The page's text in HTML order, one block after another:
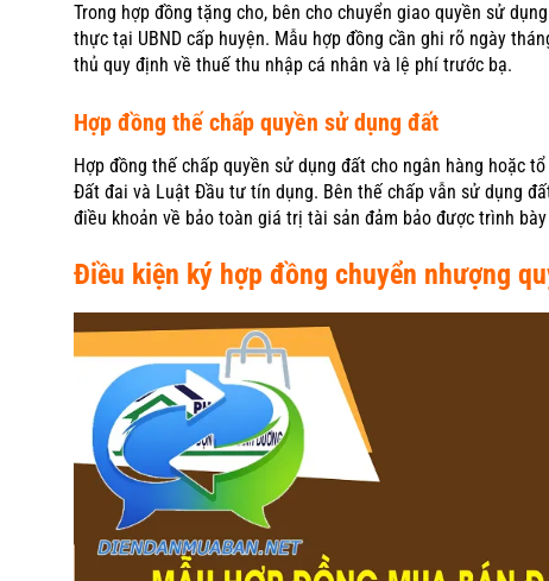
Trong hợp đồng tặng cho, bên cho chuyển giao quyền sử
thực tại UBND cấp huyện. Mẫu hợp đồng cần ghi rõ ngày
thủ quy định về thuế thu nhập cá nhân và lệ phí trước bạ.
Hợp đồng thế chấp quyền sử dụng đất
Hợp đồng thế chấp quyền sử dụng đất cho ngân hàng hoặc
Đất đai và Luật Đầu tư tín dụng. Bên thế chấp vẫn sử dụng
điều khoản về bảo toàn giá trị tài sản đảm bảo được trình
Điều kiện ký hợp đồng chuyển nhượng